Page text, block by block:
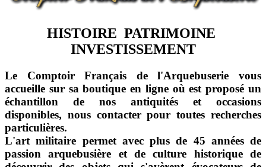
HISTOIRE PATRIMOINE
INVESTISSEMENT
Le Comptoir Français de l'Arquebuserie vous
accueille sur sa boutique en ligne où est proposé un
échantillon de nos antiquités et occasions
disponibles, nous contacter pour toutes recherches
particulières.
L'art militaire permet avec plus de 45 années de
passion arquebusière et de culture historique de